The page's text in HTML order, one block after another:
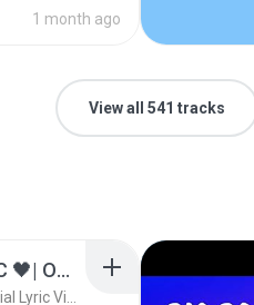
1 month ago
View all 541 tracks
ไม่มีใครรู้ตัวเรา– UNHEARD MUSIC 🖤| Official Lyric Video | เพลงสู้ชีวิต